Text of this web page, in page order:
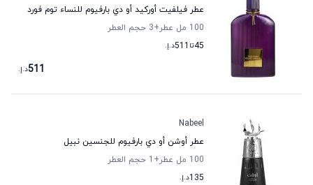
عطر فيلفيت أوركيد أو دي بارفيوم للنساء توم فورد
100 مل عطر
+3
حجم العطر
45تا 511د.إ.
511د.إ.
Nabeel
عطر أوشن أو دي بارفيوم للجنسين نبيل
100 مل عطر
+1
حجم العطر
135د.إ.